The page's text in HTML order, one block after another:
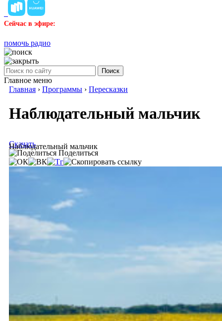
Сейчас в эфире:
помочь радио
Поиск
Главное меню
Главная › Программы › Пересказки
Наблюдательный мальчик
Наблюдательный мальчик
Скачать
Поделиться